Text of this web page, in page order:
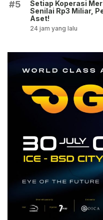
#5
Setiap Koperasi
Senilai Rp3 Miliar,
Aset!
24 jam yang lalu